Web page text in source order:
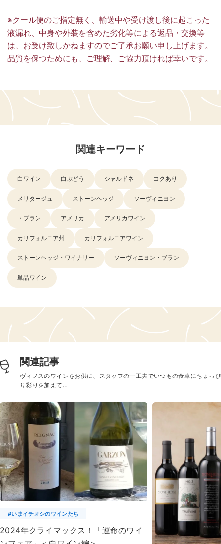
※クール便のご指定無く、輸送中や受け渡し後に起こった
液漏れ、中身や外装を含めた劣化等による返品・交換等
は、お受け致しかねますのでご了承お願い申し上げます。
品質を保つためにも、ご理解、ご協力頂ければ幸いです。
関連キーワード
白ワイン 白ぶどう シャルドネ コクあり
メリタージュ ストーンヘッジ ソーヴィニヨン
・ブラン アメリカ アメリカワイン
カリフォルニア州 カリフォルニアワイン
ストーンヘッジ・ワイナリー ソーヴィニヨン・ブラン
単品ワイン
関連記事
ヴィノスのワインをお供に、スタッフの一工夫でいつもの食卓にちょっぴ
り彩りを加えて…
#いまイチオシのワインたち
2024年クライマックス！「運命のワイ